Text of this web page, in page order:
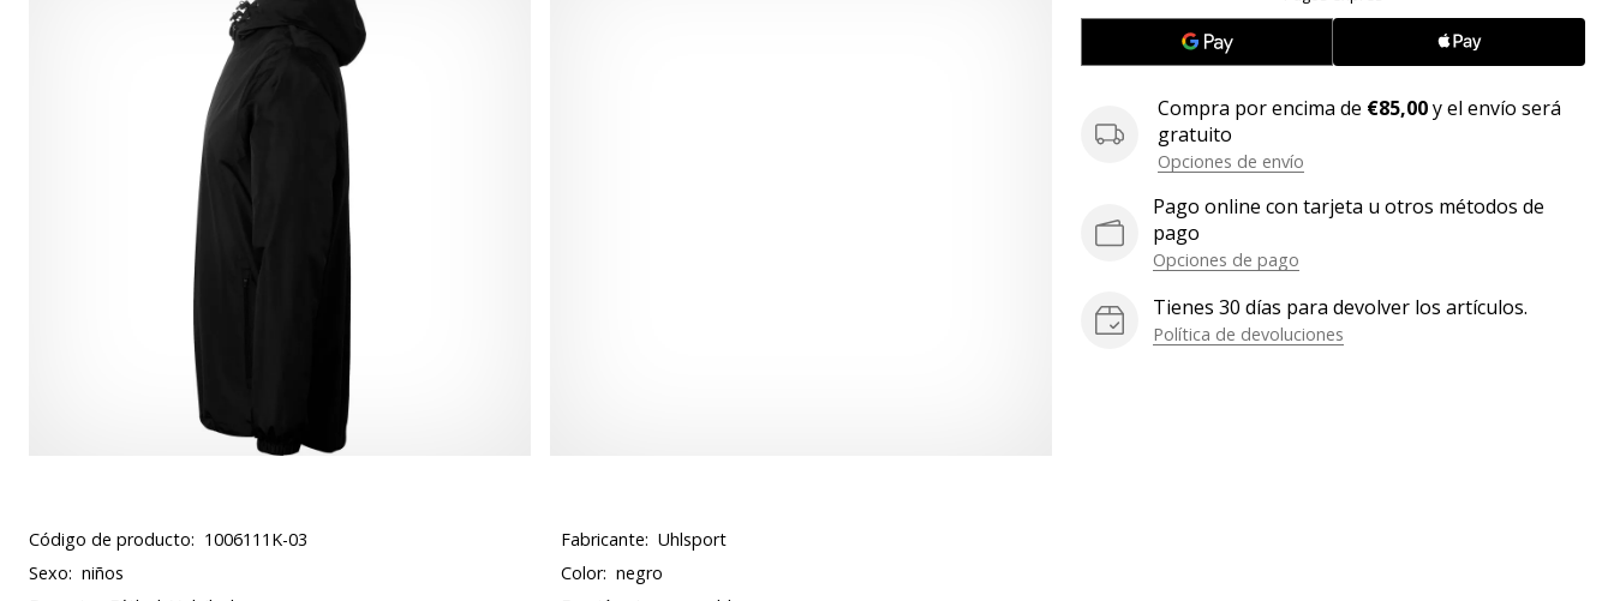
Compra por encima de €85,00y el envío será
gratuito
Opciones de envío
Pago online con tarjeta u otros métodos de
pago
Opciones de pago
Tienes 30 días para devolver los artículos.
Política de devoluciones
Código de producto: 1006111K-03 Fabricante: Uhlsport
Sexo: niños Color: negro